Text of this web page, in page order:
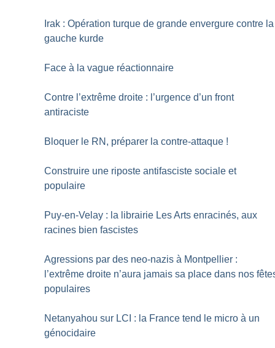
Irak : Opération turque de grande envergure contre la
gauche kurde
Face à la vague réactionnaire
Contre l’extrême droite : l’urgence d’un front
antiraciste
Bloquer le RN, préparer la contre-attaque !
Construire une riposte antifasciste sociale et
populaire
Puy-en-Velay : la librairie Les Arts enracinés, aux
racines bien fascistes
Agressions par des neo-nazis à Montpellier :
l’extrême droite n’aura jamais sa place dans nos
populaires
Netanyahou sur LCI : la France tend le micro à un
génocidaire